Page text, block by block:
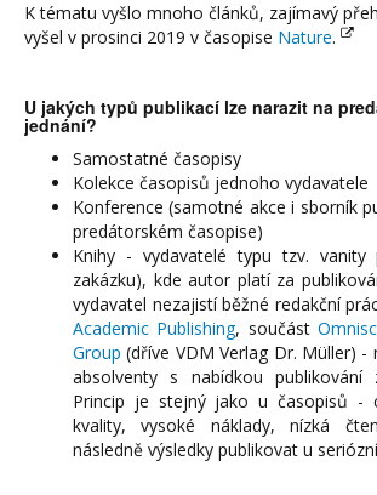
K tématu vyšlo mnoho článků, zajímavý
vyšel v prosinci 2019 v časopise Nature.
U jakých typů publikací lze narazit na
jednání?
Samostatné časopisy
Kolekce časopisů jednoho vydavatele
Konference (samotné akce i sborník
predátorském časopise)
Knihy - vydavatelé typu tzv. vanity
zakázku), kde autor platí za
vydavatel nezajistí běžné redakční
Academic Publishing, součást
Group (dříve VDM Verlag Dr. Müller)
absolventy s nabídkou publikování
Princip je stejný jako u časopisů -
kvality, vysoké náklady, nízká
následně výsledky publikovat u